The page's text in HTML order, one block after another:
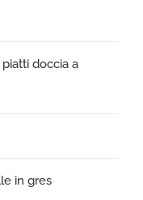
doccia a
in gres